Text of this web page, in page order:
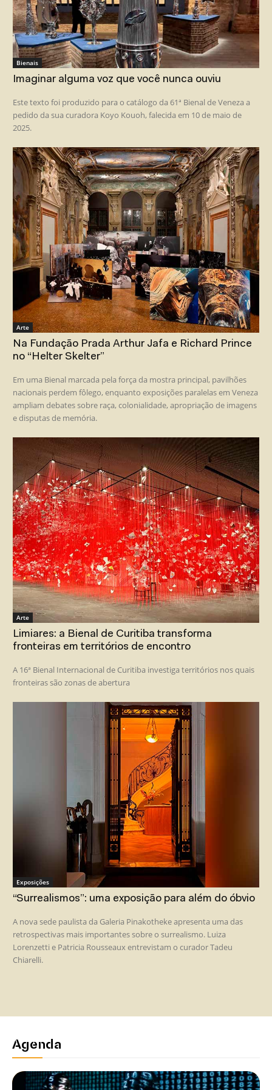
Bienais
Imaginar alguma voz que você nunca ouviu
Este texto foi produzido para o catálogo da 61ª Bienal de Veneza a
pedido da sua curadora Koyo Kouoh, falecida em 10 de maio de
2025.
Arte
Na Fundação Prada Arthur Jafa e Richard Prince
no “Helter Skelter”
Em uma Bienal marcada pela força da mostra principal, pavilhões
nacionais perdem fôlego, enquanto exposições paralelas em Veneza
ampliam debates sobre raça, colonialidade, apropriação de imagens
e disputas de memória.
Arte
Limiares: a Bienal de Curitiba transforma
fronteiras em territórios de encontro
A 16ª Bienal Internacional de Curitiba investiga territórios nos quais
fronteiras são zonas de abertura
Exposições
“Surrealismos”: uma exposição para além do óbvio
A nova sede paulista da Galeria Pinakotheke apresenta uma das
retrospectivas mais importantes sobre o surrealismo. Luiza
Lorenzetti e Patricia Rousseaux entrevistam o curador Tadeu
Chiarelli.
Agenda